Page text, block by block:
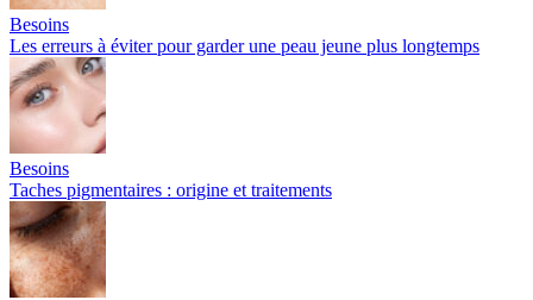
Besoins
Les erreurs à éviter pour garder une peau jeune plus longtemps
Besoins
Taches pigmentaires : origine et traitements